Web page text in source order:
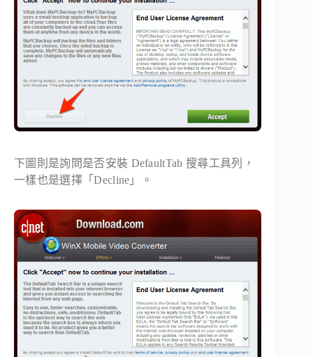
下圖則是詢問是否安裝 DefaultTab 搜尋工具列，
一樣也是選擇「Decline」。